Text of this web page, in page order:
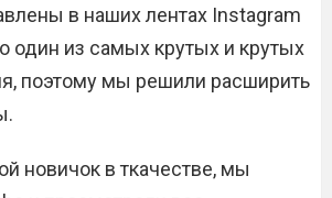
в наших лентах Instagram
один из самых крутых и крутых
поэтому мы решили расширить
новичок в ткачестве, мы